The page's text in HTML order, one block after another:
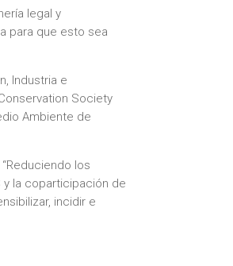
legal y
para que esto sea
Industria e
Society
Ambiente de
los
y la coparticipación de
incidir e